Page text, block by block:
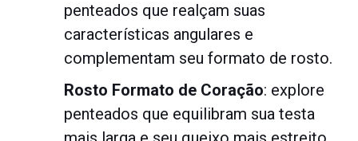
penteados que realçam suas
características angulares e
complementam seu formato de rosto.
Rosto Formato de Coração: explore
penteados que equilibram sua testa